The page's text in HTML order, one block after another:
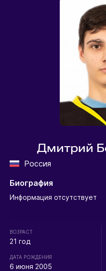
Дмитрий
Россия
Биография
Информация отсутствует
ВОЗРАСТ
21 год
ДАТА РОЖДЕНИЯ
6 июня 2005